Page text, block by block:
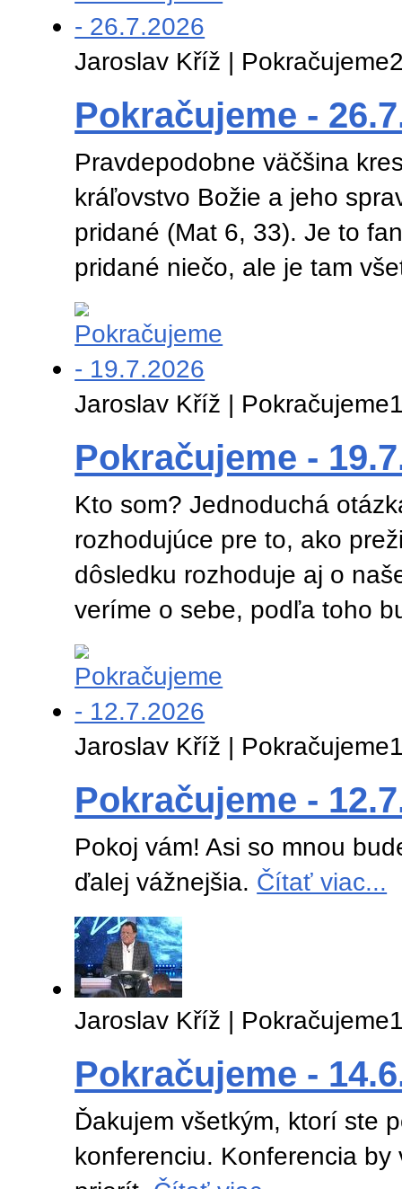
Jaroslav Kříž | Pokračujeme
Pokračujeme -
Pravdepodobne väčšina
kráľovstvo Božie a jeho
pridané (Mat 6, 33). Je to
pridané niečo, ale je tam
Jaroslav Kříž | Pokračujeme
Pokračujeme -
Kto som? Jednoduchá
rozhodujúce pre to, ako
dôsledku rozhoduje aj o
veríme o sebe, podľa toho
Jaroslav Kříž | Pokračujeme
Pokračujeme -
Pokoj vám! Asi so mnou
ďalej vážnejšia. Čítať viac...
Jaroslav Kříž | Pokračujeme
Pokračujeme -
Ďakujem všetkým, ktorí ste
konferenciu. Konferencia